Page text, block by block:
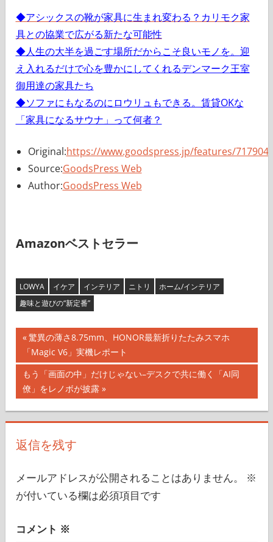
◆アシックスの靴が家具に生まれ変わる？カリモク家
具との協業で広がる新たな可能性
◆人生の大半を過ごす場所だからこそ良いモノを。迎
え入れるだけで心を豊かにしてくれるデンマーク王室
御用達の家具たち
◆ソファにもなるのにロウリュもできる。賃貸OKな
「家具になるサウナ」って何者？
Original:https://www.goodspress.jp/features/717904/
Source:GoodsPress Web
Author:GoodsPress Web
Amazonベストセラー
LOWYA イケア インテリア ニトリ
ホーム/インテリア
趣味と遊びの“新定番”
投
稿
ナ
ビ
ゲ
ー
シ
ョ
ン
前
の
記
事:
驚異の薄さ8.75mm、HONOR最新折りたたみスマホ
「Magic V6」実機レポート
次
の
記
もう「画面の中」だけじゃない–デスクで共に働く「AI同
僚」をレノボが披露
返信を残す
メールアドレスが公開されることはありません。
※
が付いている欄は必須項目です
コメント ※